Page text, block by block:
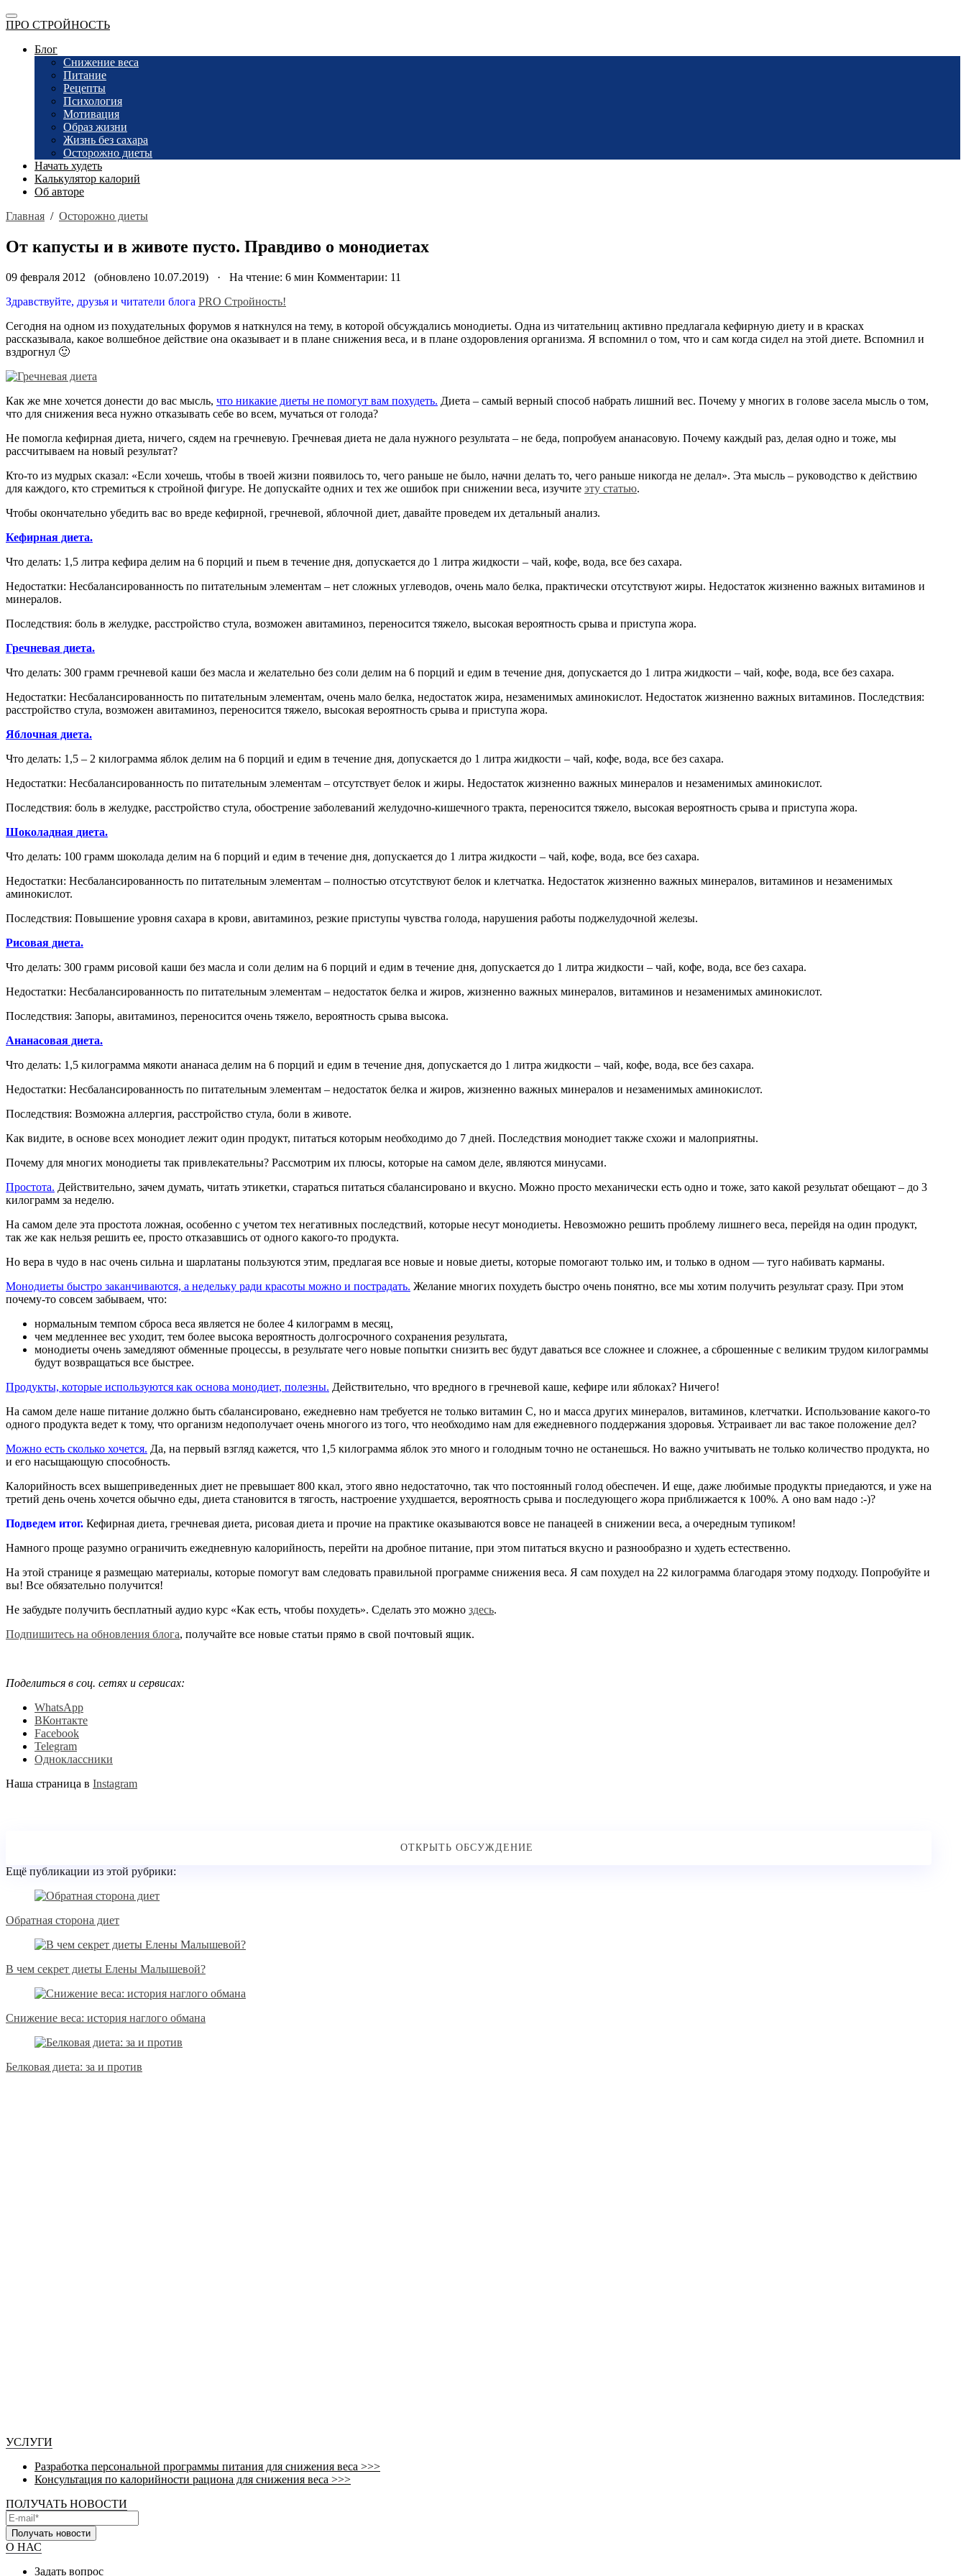
ПРО СТРОЙНОСТЬ
Блог
Снижение веса
Питание
Рецепты
Психология
Мотивация
Образ жизни
Жизнь без сахара
Осторожно диеты
Начать худеть
Калькулятор калорий
Об авторе
Главная / Осторожно диеты
От капусты и в животе пусто. Правдиво о монодиетах
09 февраля 2012 (обновлено 10.07.2019) · На чтение: 6 мин Комментарии: 11
Здравствуйте, друзья и читатели блога PRO Стройность!
Сегодня на одном из похудательных форумов я наткнулся на тему, в которой обсуждались монодиеты. Одна из читательниц активно предлагала кефирную диету и в красках
рассказывала, какое волшебное действие она оказывает и в плане снижения веса, и в плане оздоровления организма. Я вспомнил о том, что и сам когда сидел на этой диете. Вспомнил и
вздрогнул 🙂
Как же мне хочется донести до вас мысль, что никакие диеты не помогут вам похудеть. Диета – самый верный способ набрать лишний вес. Почему у многих в голове засела мысль о том,
что для снижения веса нужно отказывать себе во всем, мучаться от голода?
Не помогла кефирная диета, ничего, сядем на гречневую. Гречневая диета не дала нужного результата – не беда, попробуем ананасовую. Почему каждый раз, делая одно и тоже, мы
рассчитываем на новый результат?
Кто-то из мудрых сказал: «Если хочешь, чтобы в твоей жизни появилось то, чего раньше не было, начни делать то, чего раньше никогда не делал». Эта мысль – руководство к действию
для каждого, кто стремиться к стройной фигуре. Не допускайте одних и тех же ошибок при снижении веса, изучите эту статью.
Чтобы окончательно убедить вас во вреде кефирной, гречневой, яблочной диет, давайте проведем их детальный анализ.
Кефирная диета.
Что делать: 1,5 литра кефира делим на 6 порций и пьем в течение дня, допускается до 1 литра жидкости – чай, кофе, вода, все без сахара.
Недостатки: Несбалансированность по питательным элементам – нет сложных углеводов, очень мало белка, практически отсутствуют жиры. Недостаток жизненно важных витаминов и
минералов.
Последствия: боль в желудке, расстройство стула, возможен авитаминоз, переносится тяжело, высокая вероятность срыва и приступа жора.
Гречневая диета.
Что делать: 300 грамм гречневой каши без масла и желательно без соли делим на 6 порций и едим в течение дня, допускается до 1 литра жидкости – чай, кофе, вода, все без сахара.
Недостатки: Несбалансированность по питательным элементам, очень мало белка, недостаток жира, незаменимых аминокислот. Недостаток жизненно важных витаминов. Последствия:
расстройство стула, возможен авитаминоз, переносится тяжело, высокая вероятность срыва и приступа жора.
Яблочная диета.
Что делать: 1,5 – 2 килограмма яблок делим на 6 порций и едим в течение дня, допускается до 1 литра жидкости – чай, кофе, вода, все без сахара.
Недостатки: Несбалансированность по питательным элементам – отсутствует белок и жиры. Недостаток жизненно важных минералов и незаменимых аминокислот.
Последствия: боль в желудке, расстройство стула, обострение заболеваний желудочно-кишечного тракта, переносится тяжело, высокая вероятность срыва и приступа жора.
Шоколадная диета.
Что делать: 100 грамм шоколада делим на 6 порций и едим в течение дня, допускается до 1 литра жидкости – чай, кофе, вода, все без сахара.
Недостатки: Несбалансированность по питательным элементам – полностью отсутствуют белок и клетчатка. Недостаток жизненно важных минералов, витаминов и незаменимых
аминокислот.
Последствия: Повышение уровня сахара в крови, авитаминоз, резкие приступы чувства голода, нарушения работы поджелудочной железы.
Рисовая диета.
Что делать: 300 грамм рисовой каши без масла и соли делим на 6 порций и едим в течение дня, допускается до 1 литра жидкости – чай, кофе, вода, все без сахара.
Недостатки: Несбалансированность по питательным элементам – недостаток белка и жиров, жизненно важных минералов, витаминов и незаменимых аминокислот.
Последствия: Запоры, авитаминоз, переносится очень тяжело, вероятность срыва высока.
Ананасовая диета.
Что делать: 1,5 килограмма мякоти ананаса делим на 6 порций и едим в течение дня, допускается до 1 литра жидкости – чай, кофе, вода, все без сахара.
Недостатки: Несбалансированность по питательным элементам – недостаток белка и жиров, жизненно важных минералов и незаменимых аминокислот.
Последствия: Возможна аллергия, расстройство стула, боли в животе.
Как видите, в основе всех монодиет лежит один продукт, питаться которым необходимо до 7 дней. Последствия монодиет также схожи и малоприятны.
Почему для многих монодиеты так привлекательны? Рассмотрим их плюсы, которые на самом деле, являются минусами.
Простота. Действительно, зачем думать, читать этикетки, стараться питаться сбалансировано и вкусно. Можно просто механически есть одно и тоже, зато какой результат обещают – до 3
килограмм за неделю.
На самом деле эта простота ложная, особенно с учетом тех негативных последствий, которые несут монодиеты. Невозможно решить проблему лишнего веса, перейдя на один продукт,
так же как нельзя решить ее, просто отказавшись от одного какого-то продукта.
Но вера в чудо в нас очень сильна и шарлатаны пользуются этим, предлагая все новые и новые диеты, которые помогают только им, и только в одном — туго набивать карманы.
Монодиеты быстро заканчиваются, а недельку ради красоты можно и пострадать. Желание многих похудеть быстро очень понятно, все мы хотим получить результат сразу. При этом
почему-то совсем забываем, что:
нормальным темпом сброса веса является не более 4 килограмм в месяц,
чем медленнее вес уходит, тем более высока вероятность долгосрочного сохранения результата,
монодиеты очень замедляют обменные процессы, в результате чего новые попытки снизить вес будут даваться все сложнее и сложнее, а сброшенные с великим трудом килограммы
будут возвращаться все быстрее.
Продукты, которые используются как основа монодиет, полезны. Действительно, что вредного в гречневой каше, кефире или яблоках? Ничего!
На самом деле наше питание должно быть сбалансировано, ежедневно нам требуется не только витамин С, но и масса других минералов, витаминов, клетчатки. Использование какого-то
одного продукта ведет к тому, что организм недополучает очень многого из того, что необходимо нам для ежедневного поддержания здоровья. Устраивает ли вас такое положение дел?
Можно есть сколько хочется. Да, на первый взгляд кажется, что 1,5 килограмма яблок это много и голодным точно не останешься. Но важно учитывать не только количество продукта, но
и его насыщающую способность.
Калорийность всех вышеприведенных диет не превышает 800 ккал, этого явно недостаточно, так что постоянный голод обеспечен. И еще, даже любимые продукты приедаются, и уже на
третий день очень хочется обычно еды, диета становится в тягость, настроение ухудшается, вероятность срыва и последующего жора приближается к 100%. А оно вам надо :-)?
Подведем итог. Кефирная диета, гречневая диета, рисовая диета и прочие на практике оказываются вовсе не панацеей в снижении веса, а очередным тупиком!
Намного проще разумно ограничить ежедневную калорийность, перейти на дробное питание, при этом питаться вкусно и разнообразно и худеть естественно.
На этой странице я размещаю материалы, которые помогут вам следовать правильной программе снижения веса. Я сам похудел на 22 килограмма благодаря этому подходу. Попробуйте и
вы! Все обязательно получится!
Не забудьте получить бесплатный аудио курс «Как есть, чтобы похудеть». Сделать это можно здесь.
Подпишитесь на обновления блога, получайте все новые статьи прямо в свой почтовый ящик.
Поделиться в соц. сетях и сервисах:
WhatsApp
ВКонтакте
Facebook
Telegram
Одноклассники
Наша страница в Instagram
Ещё публикации из этой рубрики:
Обратная сторона диет
В чем секрет диеты Елены Малышевой?
Снижение веса: история наглого обмана
Белковая диета: за и против
УСЛУГИ
Разработка персональной программы питания для снижения веса >>>
Консультация по калорийности рациона для снижения веса >>>
ПОЛУЧАТЬ НОВОСТИ
Получать новости
О НАС
Задать вопрос